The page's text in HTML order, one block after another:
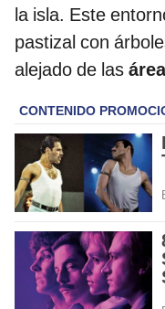
la isla. Este
pastizal con
alejado de las